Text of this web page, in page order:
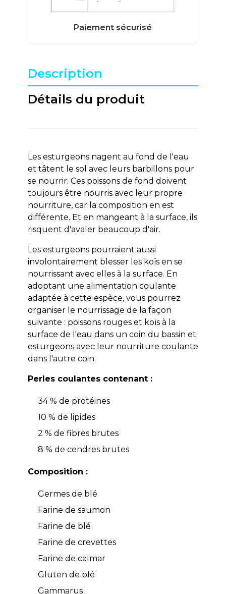
Description
Détails du produit
Les esturgeons nagent au fond de l'eau
et tâtent le sol avec leurs barbillons pour
se nourrir. Ces poissons de fond doivent
toujours être nourris avec leur propre
nourriture, car la composition en est
différente. Et en mangeant à la surface, ils
risquent d'avaler beaucoup d'air.
Les esturgeons pourraient aussi
involontairement blesser les koïs en se
nourrissant avec elles à la surface. En
adoptant une alimentation coulante
adaptée à cette espèce, vous pourrez
organiser le nourrissage de la façon
suivante : poissons rouges et koïs à la
surface de l'eau dans un coin du bassin et
esturgeons avec leur nourriture coulante
dans l'autre coin.
Perles coulantes contenant :
34 % de protéines
10 % de lipides
2 % de fibres brutes
8 % de cendres brutes
Composition :
Germes de blé
Farine de saumon
Farine de blé
Farine de crevettes
Farine de calmar
Gluten de blé
Gammarus